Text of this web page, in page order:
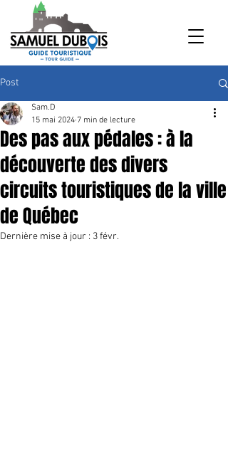
Post
Des pas aux pédales : à la
découverte des divers
circuits touristiques de la ville
de Québec
Sam.D
15 mai 2024 7 min de lecture
Dernière mise à jour : 3 févr.